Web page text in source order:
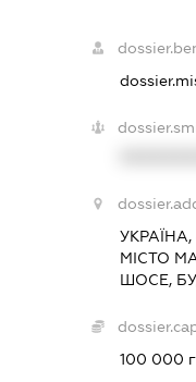
МІСТО
ШОСЕ,
100 000